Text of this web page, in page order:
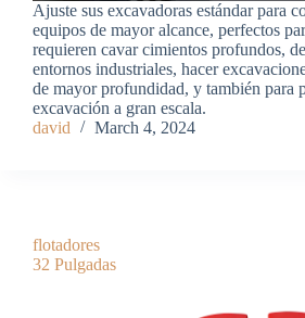
Ajuste sus excavadoras estándar para
equipos de mayor alcance, perfectos
requieren cavar cimientos profundos,
entornos industriales, hacer
de mayor profundidad, y también para
excavación a gran escala.
david
March 4, 2024
flotadores
32 Pulgadas